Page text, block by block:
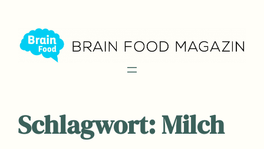
Inhalt
springen
Schlagwort:Milch